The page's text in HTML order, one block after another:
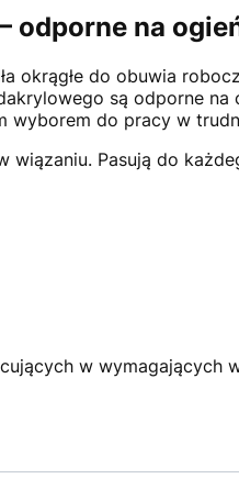
odporne na
okrągłe do obuwia
są odporne na
wyborem do pracy w
wiązaniu. Pasują do
w wymagających